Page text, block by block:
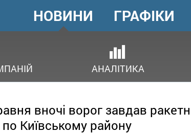
ГОЛОВНЕ
МЕНЮ
НОВИНИ
АНАЛІТИКА
ГРАФІКИ
вночі ворог завдав
Київському району